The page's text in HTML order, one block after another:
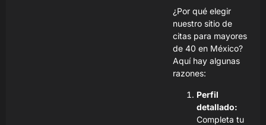
¿Por qué elegir
nuestro sitio de
citas para mayores
de 40 en México?
Aquí hay algunas
razones:
Perfil
detallado:
Completa tu